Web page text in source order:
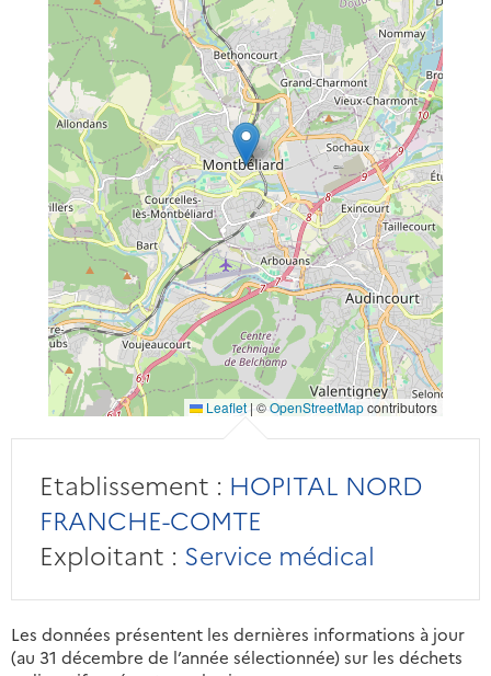
Leaflet | ©OpenStreetMapcontributors
Etablissement : HOPITAL NORD
FRANCHE-COMTE
Exploitant : Service médical
Les données présentent les dernières informations à jour
(au 31 décembre de l’année sélectionnée) sur les déchets